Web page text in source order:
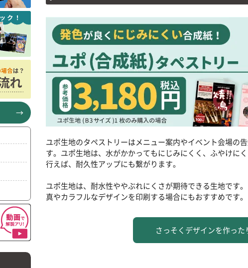
ユポ生地のタペストリーはメニュー案内やイベント会場の
す。ユポ生地は、水がかかってもにじみにくく、ふやけに
行えば、耐久性アップにも繋がります。
ユポ生地は、耐水性ややぶれにくさが期待できる生地です
真やカラフルなデザインを印刷する場合にもおすすめです。
さっそくデザインを作っ